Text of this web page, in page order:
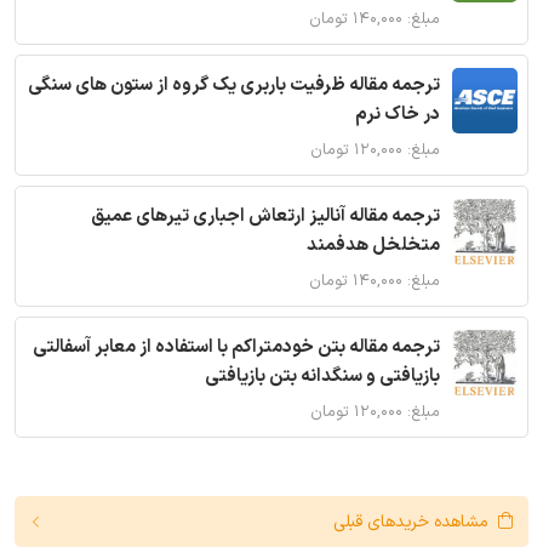
مبلغ: ۱۴۰,۰۰۰ تومان
ترجمه مقاله ظرفیت باربری یک گروه از ستون های سنگی
در خاک نرم
مبلغ: ۱۲۰,۰۰۰ تومان
ترجمه مقاله آنالیز ارتعاش اجباری تیرهای عمیق
متخلخل هدفمند
مبلغ: ۱۴۰,۰۰۰ تومان
ترجمه مقاله بتن خودمتراکم با استفاده از معابر آسفالتی
بازیافتی و سنگدانه بتن بازیافتی
مبلغ: ۱۲۰,۰۰۰ تومان
مشاهده خریدهای قبلی